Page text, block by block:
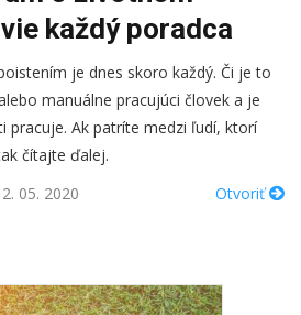
každý poradca
je dnes skoro každý. Či je to
manuálne pracujúci človek a je
pracuje. Ak patríte medzi ľudí, ktorí
čítajte ďalej.
05. 2020 Otvoriť